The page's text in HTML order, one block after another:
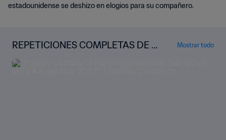
estadounidense se deshizo en elogios para su compañero.
REPETICIONES COMPLETAS DE L
A COPA MUNDIAL SUB-20 DE LA F
IFA ARGENTINA 2023™
Mostrar todo